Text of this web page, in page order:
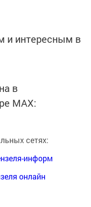
и интересным в
в
MАХ:
сетях:
информ
онлайн